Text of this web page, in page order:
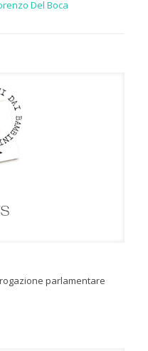
Del Boca
parlamentare